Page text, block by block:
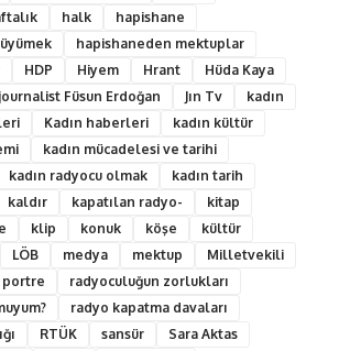
halk
hapishane
hapishaneden mektuplar
HDP Hiyem Hrant
Hüda Kaya
journalist Füsun Erdoğan Jın Tv
kadın
Kadın haberleri
kadın kültür
kadın mücadelesi ve tarihi
kadın radyocu olmak
kadın tarih
kaldır kapatılan radyo-
kitap
klip konuk köşe
kültür
LÖB medya mektup
Milletvekili
portre
radyoculuğun zorlukları
radyo kapatma davaları
RTÜK sansür
Sara Aktas